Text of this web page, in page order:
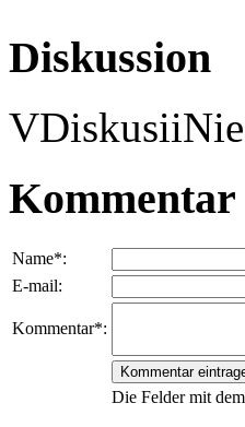
Diskussion
Name*:
E-mail:
Kommentar*:
Die Felder mit